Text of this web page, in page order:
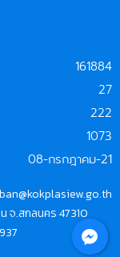
161884
27
222
1073
08-กรกฎาคม-21
จ.สกลนคร 47310